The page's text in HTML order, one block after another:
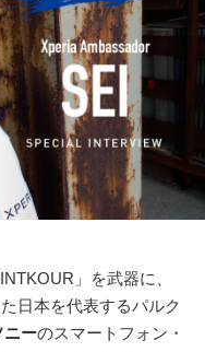
」を武器に、
日本を代表するパルク
ニーのスマートフォン・